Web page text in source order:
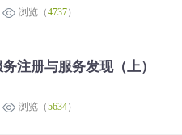
浏览（4737）
注册与服务发现（上）
浏览（5634）